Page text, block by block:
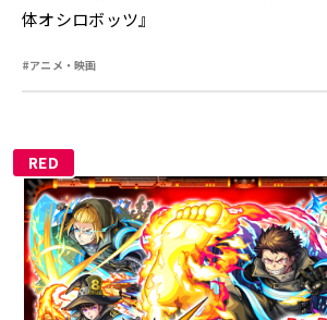
体オシロボッツ』
#アニメ・映画
RED